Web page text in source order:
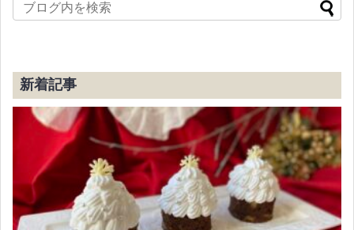
新着記事